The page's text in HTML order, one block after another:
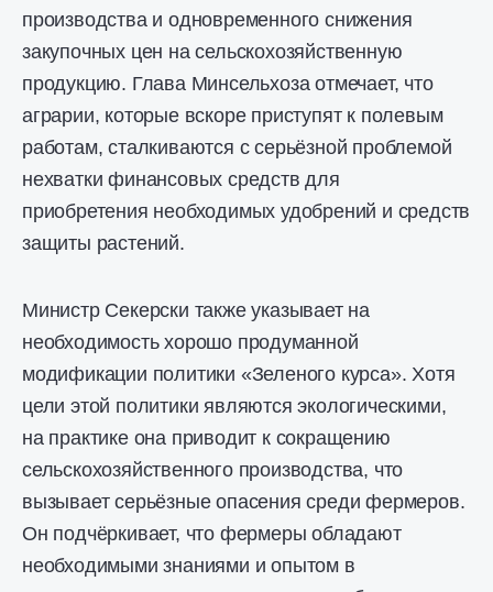
производства и одновременного снижения
закупочных цен на сельскохозяйственную
продукцию. Глава Минсельхоза отмечает, что
аграрии, которые вскоре приступят к полевым
работам, сталкиваются с серьёзной проблемой
нехватки финансовых средств для
приобретения необходимых удобрений и средств
защиты растений.
Министр Секерски также указывает на
необходимость хорошо продуманной
модификации политики «Зеленого курса». Хотя
цели этой политики являются экологическими,
на практике она приводит к сокращению
сельскохозяйственного производства, что
вызывает серьёзные опасения среди фермеров.
Он подчёркивает, что фермеры обладают
необходимыми знаниями и опытом в